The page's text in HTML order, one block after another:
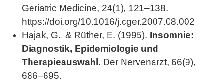
Geriatric Medicine, 24(1), 121–138.
https://doi.org/10.1016/j.cger.2007.08.002
Hajak, G., & Rüther, E. (1995). Insomnie:
Diagnostik, Epidemiologie und
Therapieauswahl . Der Nervenarzt, 66(9),
686–695.